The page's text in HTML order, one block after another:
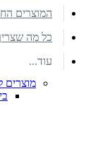
המוצרים
כל מה
עוד...
מוצרים